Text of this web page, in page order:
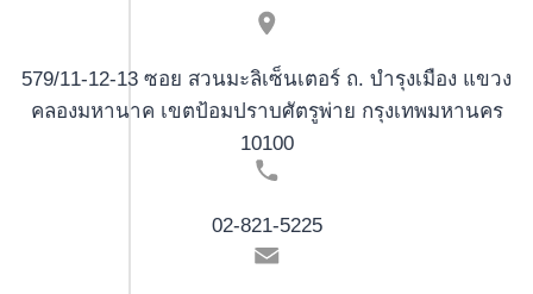
579/11-12-13 ซอย สวนมะลิเซ็นเตอร์ ถ. บำรุงเมือง แขวง
คลองมหานาค เขตป้อมปราบศัตรูพ่าย กรุงเทพมหานคร
10100
02-821-5225